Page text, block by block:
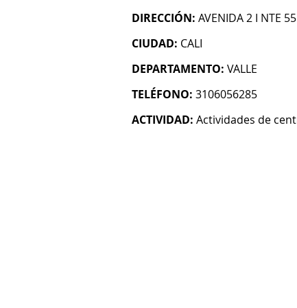
DIRECCIÓN: AVENIDA 2 I NTE
CIUDAD: CALI
DEPARTAMENTO: VALLE
TELÉFONO: 3106056285
ACTIVIDAD: Actividades de